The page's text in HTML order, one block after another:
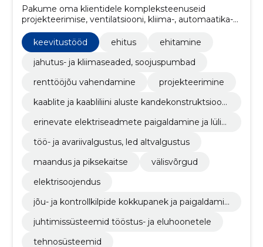
Pakume oma klientidele kompleksteenuseid
projekteerimise, ventilatsiooni, kliima-, automaatika-
ja elektrisüsteemide paigalduseks ja hoolduseks.
keevitustööd
ehitus
ehitamine
jahutus- ja kliimaseaded, soojuspumbad
renttööjõu vahendamine
projekteerimine
kaablite ja kaabliliini aluste kandekonstruktsiooni
erinevate elektriseadmete paigaldamine ja lülita
töö- ja avariivalgustus, led altvalgustus
maandus ja piksekaitse
välisvõrgud
elektrisoojendus
jõu- ja kontrollkilpide kokkupanek ja paigaldamin
juhtimissüsteemid tööstus- ja eluhoonetele
tehnosüsteemid